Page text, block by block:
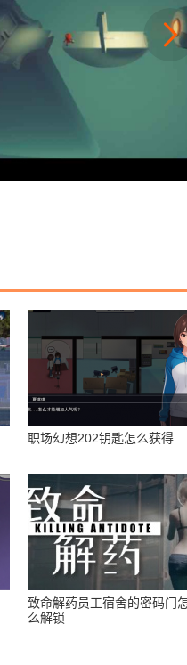
职场幻想202钥匙怎么获得
致命解药员工宿舍的密码门
么解锁